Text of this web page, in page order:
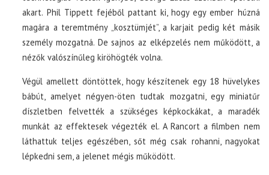
akart. Phil Tippett fejéből pattant ki, hogy egy ember húzná
magára a teremtmény „kosztümjét”, a karjait pedig két másik
személy mozgatná. De sajnos az elképzelés nem működött, a
nézők valószínűleg kiröhögték volna.
Végül amellett döntöttek, hogy készítenek egy 18 hüvelykes
bábút, amelyet négyen-öten tudtak mozgatni, egy miniatűr
díszletben felvették a szükséges képkockákat, a maradék
munkát az effektesek végezték el. A Rancort a filmben nem
láthattuk teljes egészében, sőt még csak rohanni, nagyokat
lépkedni sem, a jelenet mégis működött.